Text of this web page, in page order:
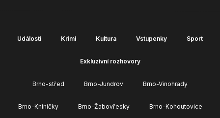
Události Krimi Kultura Vstupenky Sport
Exkluzivní rozhovory
Brno-střed Brno-Jundrov Brno-Vinohrady
Brno-Kníničky Brno-Žabovřesky Brno-Kohoutovice